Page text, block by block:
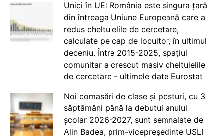
Unici în UE: România este singura țară
din întreaga Uniune Europeană care a
redus cheltuielile de cercetare,
calculate pe cap de locuitor, în ultimul
deceniu. Între 2015-2025, spațiul
comunitar a crescut masiv cheltuielile
de cercetare - ultimele date Eurostat
Noi comasări de clase și posturi, cu 3
săptămâni până la debutul anului
școlar 2026-2027, sunt semnalate de
Alin Badea, prim-vicepreședinte USLI